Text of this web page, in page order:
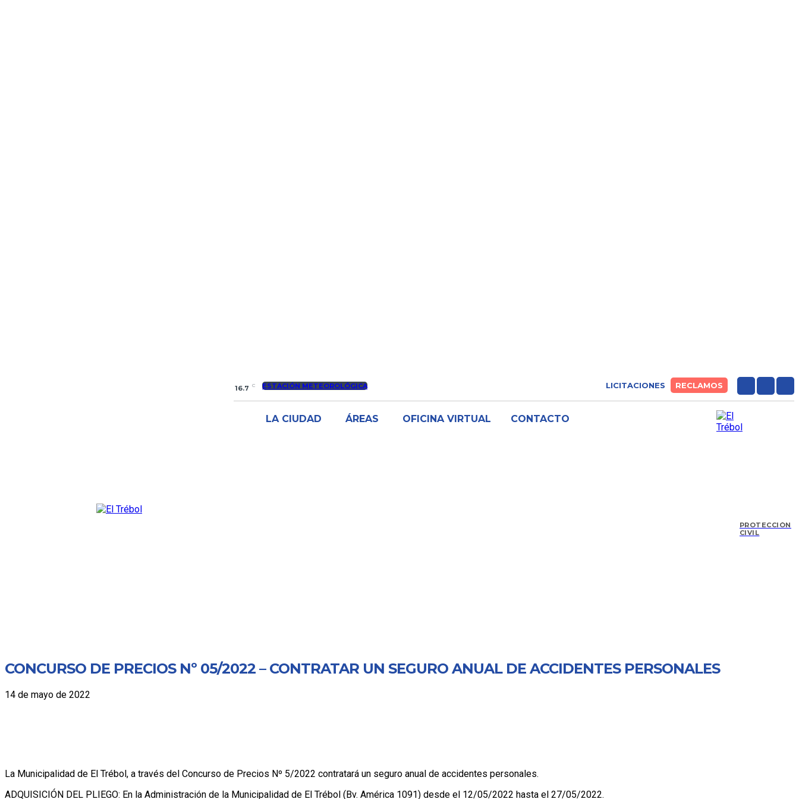
16.7 C ESTACIÓN METEOROLÓGICA LICITACIONES RECLAMOS
LA CIUDAD ÁREAS OFICINA VIRTUAL CONTACTO
PROTECCIÓN
CIVIL
CONCURSO DE PRECIOS Nº 05/2022 – CONTRATAR UN SEGURO ANUAL DE ACCIDENTES PERSONALES
14 de mayo de 2022
La Municipalidad de El Trébol, a través del Concurso de Precios Nº 5/2022 contratará un seguro anual de accidentes personales.
ADQUISICIÓN DEL PLIEGO: En la Administración de la Municipalidad de El Trébol (Bv. América 1091) desde el 12/05/2022 hasta el 27/05/2022.